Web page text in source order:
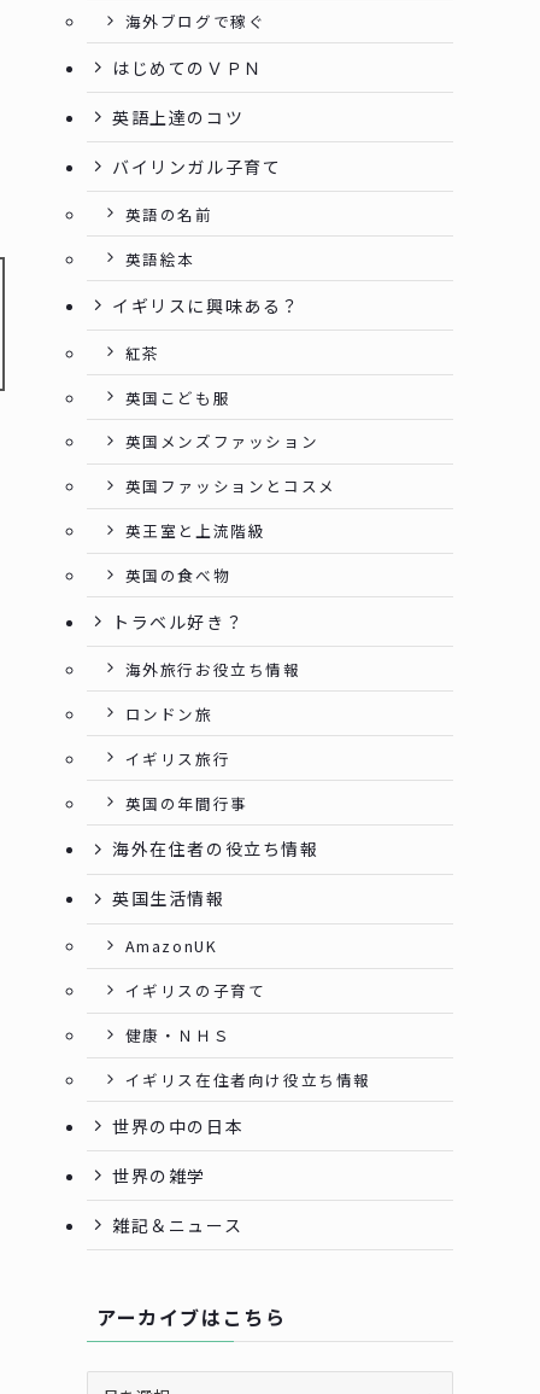
海外ブログで稼ぐ
はじめてのＶＰＮ
英語上達のコツ
バイリンガル子育て
英語の名前
英語絵本
イギリスに興味ある？
紅茶
英国こども服
英国メンズファッション
英国ファッションとコスメ
英王室と上流階級
英国の食べ物
トラベル好き？
海外旅行お役立ち情報
ロンドン旅
イギリス旅行
英国の年間行事
海外在住者の役立ち情報
英国生活情報
AmazonUK
イギリスの子育て
健康・ＮＨＳ
イギリス在住者向け役立ち情報
世界の中の日本
世界の雑学
雑記＆ニュース
アーカイブはこちら